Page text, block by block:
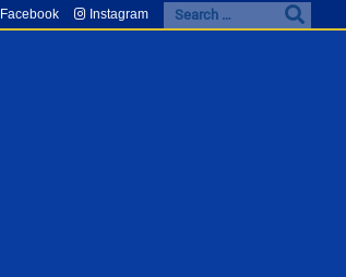
Facebook Instagram